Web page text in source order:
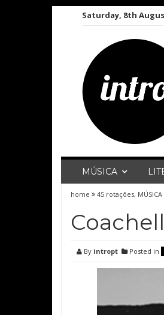
Saturday, 8th
MÚSICA
home 45 rotações, MÚSICA
By intropt Posted in